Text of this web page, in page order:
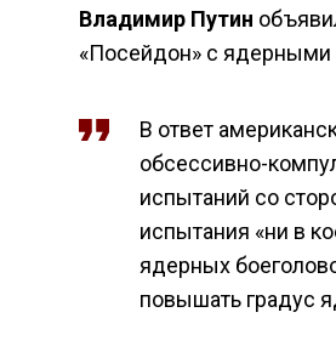
Владимир Путин
«Посейдон» с ядерными
В ответ
обсессивно-
испытаний со
испытания «ни в
ядерных
повышать градус